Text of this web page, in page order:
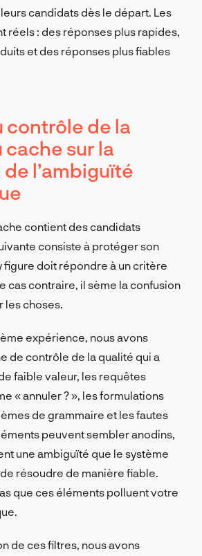
candidats dès le départ. Les
réels : des réponses plus rapides,
et des réponses plus fiables
contrôle de la
sur la
l’ambiguïté
contient des candidats
consiste à protéger son
figure doit répondre à un critère
cas contraire, il sème la confusion
les choses.
expérience, nous avons
de contrôle de la qualité qui a
faible valeur, les requêtes
« annuler ? », les formulations
de grammaire et les fautes
peuvent sembler anodins,
une ambiguïté que le système
de résoudre de manière fiable.
que ces éléments polluent votre
de ces filtres, nous avons